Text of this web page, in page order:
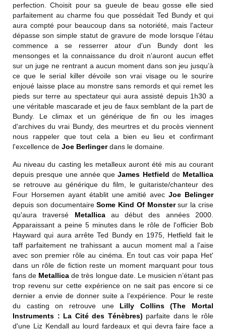
perfection. Choisit pour sa gueule de beau gosse elle sied
parfaitement au charme fou que possédait Ted Bundy et qui
aura compté pour beaucoup dans sa notoriété, mais l'acteur
dépasse son simple statut de gravure de mode lorsque l’étau
commence a se resserrer atour d'un Bundy dont les
mensonges et la connaissance du droit n'auront aucun effet
sur un juge ne rentrant a aucun moment dans son jeu jusqu’à
ce que le serial killer dévoile son vrai visage ou le sourire
enjoué laisse place au monstre sans remords et qui remet les
pieds sur terre au spectateur qui aura assisté depuis 1h30 a
une véritable mascarade et jeu de faux semblant de la part de
Bundy. Le climax et un générique de fin ou les images
d'archives du vrai Bundy, des meurtres et du procès viennent
nous rappeler que tout cela a bien eu lieu et confirmant
l'excellence de Joe Berlingerdans le domaine.
Au niveau du casting les metalleux auront été mis au courant
depuis presque une année queJames Hetfield de Metallica
se retrouve au générique du film, le guitariste/chanteur des
Four Horsemen ayant établit une amitié avecJoe Belinger
depuis son documentaireSome Kind Of Monstersur la crise
qu'aura traversé Metallica au début des années 2000.
Apparaissant a peine 5 minutes dans le rôle de l'officier Bob
Hayward qui aura arrête Ted Bundy en 1975, Hetfield fait le
taff parfaitement ne trahissant a aucun moment mal a l'aise
avec son premier rôle au cinéma. En tout cas voir papa Het'
dans un rôle de fiction reste un moment marquant pour tous
fans de Metallica de très longue date. Le musicien n’étant pas
trop revenu sur cette expérience on ne sait pas encore si ce
dernier a envie de donner suite a l’expérience. Pour le reste
du casting on retrouve une Lilly Collins
(The Mortal
Instruments : La Cité des Ténèbres) parfaite dans le rôle
d'une Liz Kendall au lourd fardeaux et qui devra faire face a